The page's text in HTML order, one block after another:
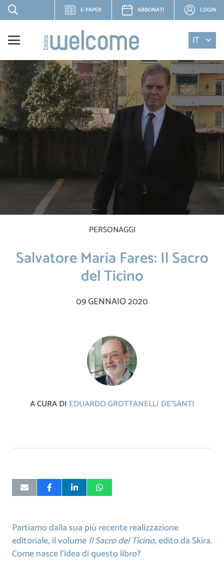
E-PAPER ABBONATI LOGIN
IT
PERSONAGGI
Salvatore Maria Fares: Il Sacro
del Ticino
09 GENNAIO 2020
A CURA DI EDUARDO GROTTANELLI DE'SANTI
Partiamo dalla sua più recente realizzazione
editoriale, il volumeIl Sacro del Ticino, edito da Skira.
Come nasce l’idea di questo libro?